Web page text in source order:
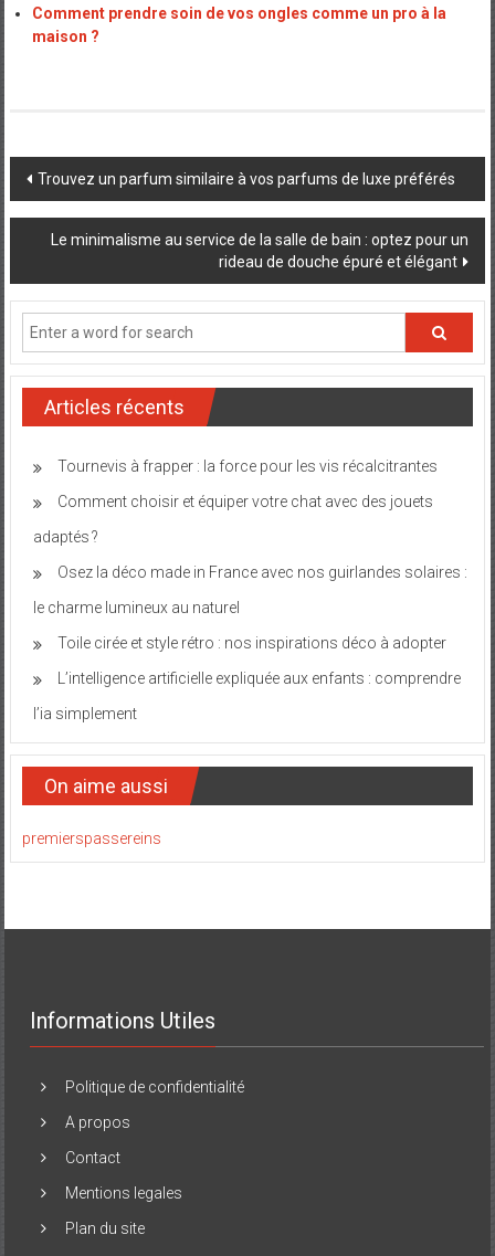
Comment prendre soin de vos ongles comme un pro à la
maison ?
Post
navigation
Trouvez un parfum similaire à vos parfums de luxe préférés
Le minimalisme au service de la salle de bain : optez pour un
rideau de douche épuré et élégant
Articles récents
Tournevis à frapper : la force pour les vis récalcitrantes
Comment choisir et équiper votre chat avec des jouets
adaptés ?
Osez la déco made in France avec nos guirlandes solaires :
le charme lumineux au naturel
Toile cirée et style rétro : nos inspirations déco à adopter
L’intelligence artificielle expliquée aux enfants : comprendre
l’ia simplement
On aime aussi
premierspassereins
Informations Utiles
Politique de confidentialité
A propos
Contact
Mentions legales
Plan du site